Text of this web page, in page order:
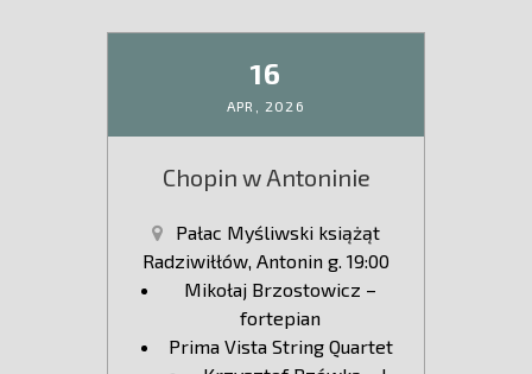
16
APR, 2026
Chopin w Antoninie
Pałac Myśliwski książąt
Radziwiłłów, Antonin g. 19:00
Mikołaj Brzostowicz –
fortepian
Prima Vista String Quartet